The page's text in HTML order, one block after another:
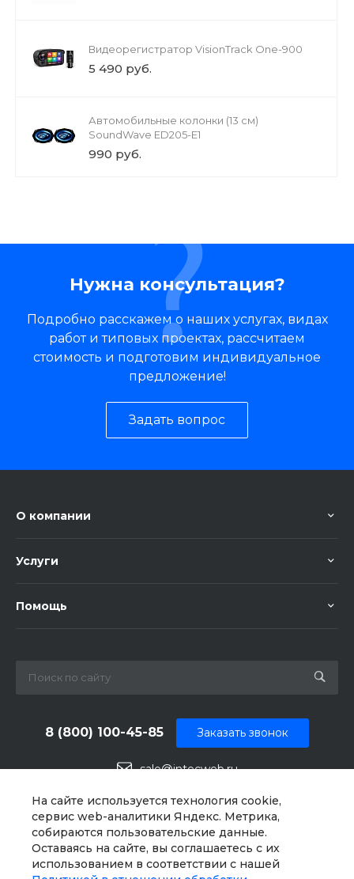
На сайте используется технология cookie,
сервис web-аналитики Яндекс. Метрика,
собираются пользовательские данные.
Оставаясь на сайте, вы соглашаетесь с их
использованием в соответствии с нашей
Видеорегистратор VisionTrack One-900
5 490 руб.
Автомобильные колонки (13 см)
SoundWave ED205-E1
990 руб.
Нужна консультация?
Подробно расскажем о наших услугах, видах
работ и типовых проектах, рассчитаем
стоимость и подготовим индивидуальное
предложение!
Задать вопрос
О компании
Услуги
Помощь
8 (800) 100-45-85
sale@intecweb.ru
Заказать звонок
г. Челябинск, ул.Свободы, д. 93, оф. 6